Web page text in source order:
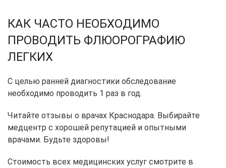
КАК ЧАСТО НЕОБХОДИМО
ПРОВОДИТЬ ФЛЮОРОГРАФИЮ
ЛЕГКИХ
С целью ранней диагностики обследование
необходимо проводить 1 раз в год.
Читайте отзывы о врачах Краснодара. Выбирайте
медцентр с хорошей репутацией и опытными
врачами. Будьте здоровы!
Стоимость всех медицинских услуг смотрите в